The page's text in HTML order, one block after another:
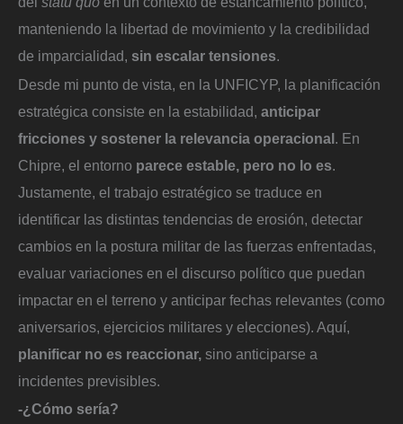
manteniendo la libertad de movimiento y la credibilidad
de imparcialidad, sin escalar tensiones.
Desde mi punto de vista, en la UNFICYP, la planificación
estratégica consiste en la estabilidad, anticipar
fricciones y sostener la relevancia operacional. En
Chipre, el entorno parece estable, pero no lo es.
Justamente, el trabajo estratégico se traduce en
identificar las distintas tendencias de erosión, detectar
cambios en la postura militar de las fuerzas enfrentadas,
evaluar variaciones en el discurso político que puedan
impactar en el terreno y anticipar fechas relevantes (como
aniversarios, ejercicios militares y elecciones). Aquí,
planificar no es reaccionar, sino anticiparse a
incidentes previsibles.
-¿Cómo sería?